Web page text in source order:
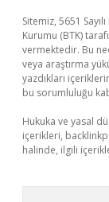
Sitemiz, 5651
Kurumu (BTK)
vermektedir. Bu
veya araştırma
yazdıkları
bu sorumluluğu
Hukuka ve yasal
içerikleri,
halinde, ilgili